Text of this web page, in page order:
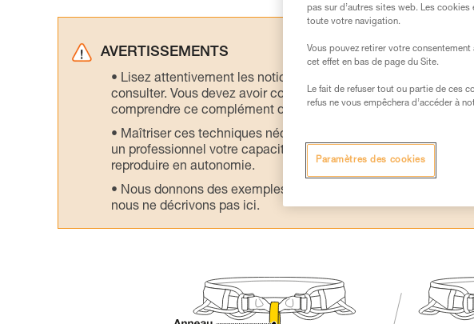
AVERTISSEMENTS
Lisez attentivement les notices techniques des produits
consulter. Vous devez avoir compris les informations de la
comprendre ce complément d’informations.
Maîtriser ces techniques nécessite une formation et un
un professionnel votre capacité à refaire la manipulation, seul,
reproduire en autonomie.
Nous donnons des exemples de techniques liées à votre
nous ne décrivons pas ici.
pas sur d’autres sites web. Les
toute votre navigation.
Vous pouvez retirer votre
cet effet en bas de page du Site.
Le fait de refuser tout ou partie de ces
refus ne vous empêchera d’accéder à
Paramètres des cookies